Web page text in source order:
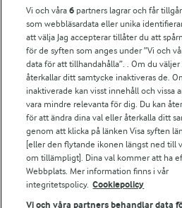
För ägare
Arlas kundportal
Arla.com
Falbygdens Ost
Arla webbshop
Bildbank
Följ oss
Vi och våra6 partners lagrar och får
som webbläsardata eller unika
att välja Jag accepterar tillåter du att
för de syften som anges under ”Vi och
data för att tillhandahålla”. . Om du
återkallar ditt samtycke inaktiveras de.
inaktiverade kan visst innehåll och vissa
vara mindre relevanta för dig. Du kan
för att ändra dina val eller återkalla ditt
genom att klicka på länken Visa syften
[eller den flytande ikonen längst ned till
om tillämpligt]. Dina val kommer att ha
Webbplats. Mer information finns i vår
integritetspolicy. Cookiepolicy
Vi och våra partners behandlar data